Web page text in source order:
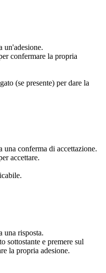
un'adesione.
confermare la propria
(se presente) per dare la
una conferma di accettazione.
accettare.
una risposta.
sottostante e premere sul
la propria adesione.